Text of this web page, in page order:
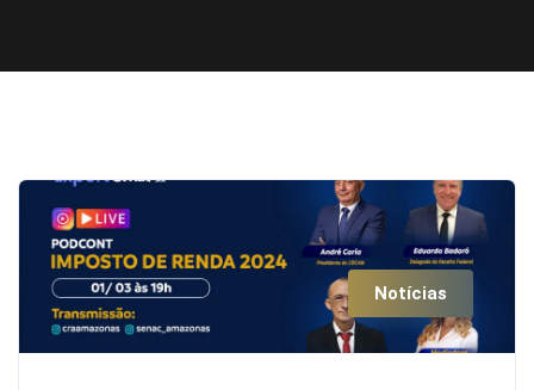
Notícias